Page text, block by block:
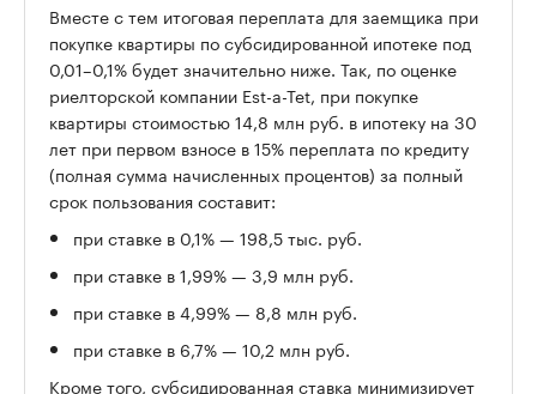
Вместе с тем итоговая переплата для заемщика при
покупке квартиры по субсидированной ипотеке под
0,01–0,1% будет значительно ниже. Так, по оценке
риелторской компании Est-a-Tet, при покупке
квартиры стоимостью 14,8 млн руб. в ипотеку на 30
лет при первом взносе в 15% переплата по кредиту
(полная сумма начисленных процентов) за полный
срок пользования составит:
при ставке в 0,1% — 198,5 тыс. руб.
при ставке в 1,99% — 3,9 млн руб.
при ставке в 4,99% — 8,8 млн руб.
при ставке в 6,7% — 10,2 млн руб.
Кроме того, субсидированная ставка минимизирует